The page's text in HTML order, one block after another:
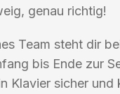
genau richtig!
Team steht dir
bis Ende zur
Klavier sicher und